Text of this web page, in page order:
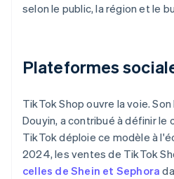
selon le public, la région et le
Plateformes
TikTok Shop ouvre la voie.
Douyin, a contribué à définir
TikTok déploie ce modèle à
2024, les ventes de TikTok
celles de Shein et Sephora